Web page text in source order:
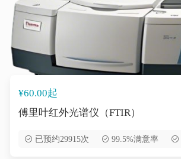
¥60.00起
傅里叶红外光谱仪（FTIR）
已预约29915次 99.5%满意率